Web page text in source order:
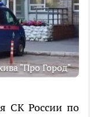
"Про Город"
СК России по